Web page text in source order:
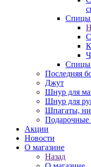
Спицы
Спицы
Последняя
Джут
Шнур для
Шнур для
Шпагаты,
Подарочные
Акции
Новости
О магазине
Назад